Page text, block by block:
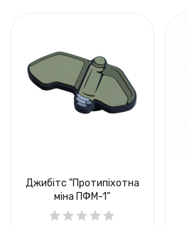
Джибітс "Протипіхотна
міна ПФМ-1"